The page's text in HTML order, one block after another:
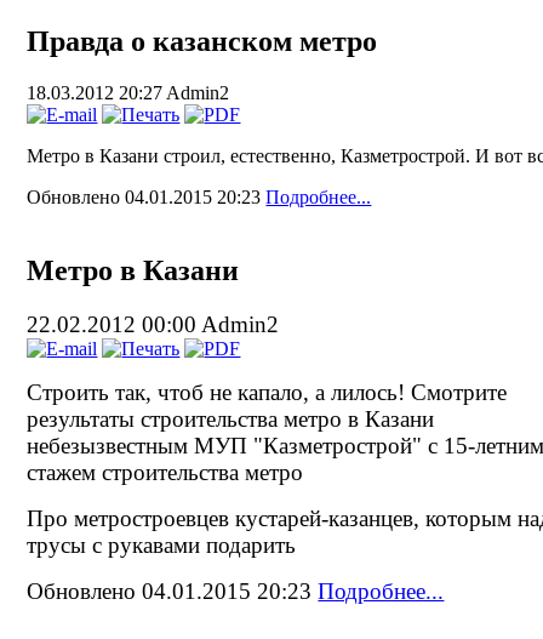
Правда о казанском метро
18.03.2012 20:27 Admin2
Метро в Казани строил, естественно, Казметрострой. И вот
Обновлено 04.01.2015 20:23Подробнее...
Метро в Казани
22.02.2012 00:00 Admin2
Строить так, чтоб не капало, а лилось! Смотрите
результаты строительства метро в Казани
небезызвестным МУП "Казметрострой" с 15-
стажем строительства метро
Про метростроевцев кустарей-казанцев, которым
трусы с рукавами подарить
Обновлено 04.01.2015 20:23Подробнее...